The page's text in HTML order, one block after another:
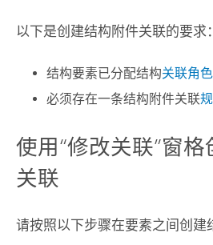
以下是创建结构附件关联的要求：
结构要素已分配结构关联角色
必须存在一条结构附件关联
使用“修改关联”窗
关联
请按照以下步骤在要素之间创建